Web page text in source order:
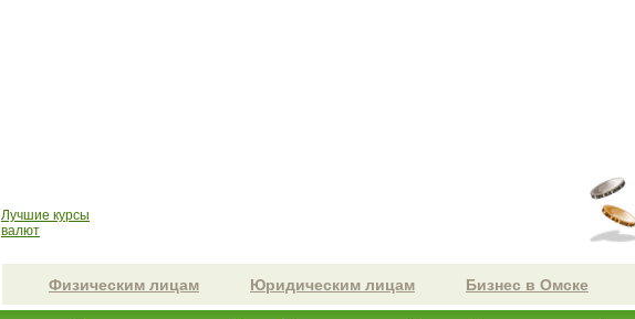
Лучшие курсы
валют
Физическим лицам Юридическим лицам Бизнес в Омске